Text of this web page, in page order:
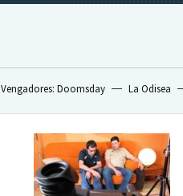
Vengadores: Doomsday La Odisea